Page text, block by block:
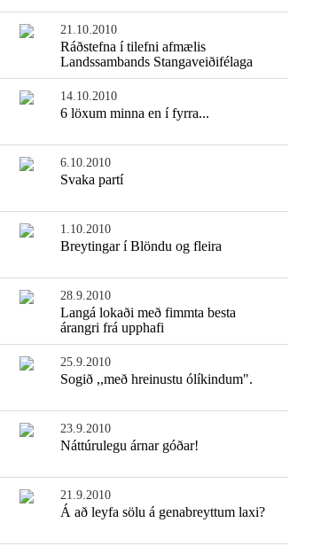
21.10.2010
Ráðstefna í tilefni afmælis
Landssambands Stangaveiðifélaga
14.10.2010
6 löxum minna en í fyrra...
6.10.2010
Svaka partí
1.10.2010
Breytingar í Blöndu og fleira
28.9.2010
Langá lokaði með fimmta besta
árangri frá upphafi
25.9.2010
Sogið ,,með hreinustu ólíkindum".
23.9.2010
Náttúrulegu árnar góðar!
21.9.2010
Á að leyfa sölu á genabreyttum laxi?